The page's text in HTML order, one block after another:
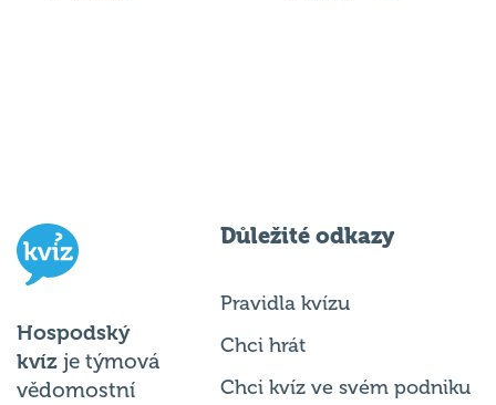
Hospodský
kvíz je týmová
vědomostní
Důležité odkazy
Pravidla kvízu
Chci hrát
Chci kvíz ve svém podniku